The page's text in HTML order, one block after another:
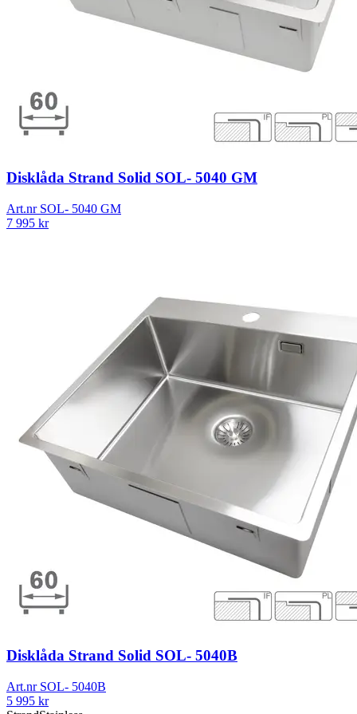
Disklåda Strand Solid SOL- 5040 GM
Art.nr SOL- 5040 GM
7 995 kr
Disklåda Strand Solid SOL- 5040B
Art.nr SOL- 5040B
5 995 kr